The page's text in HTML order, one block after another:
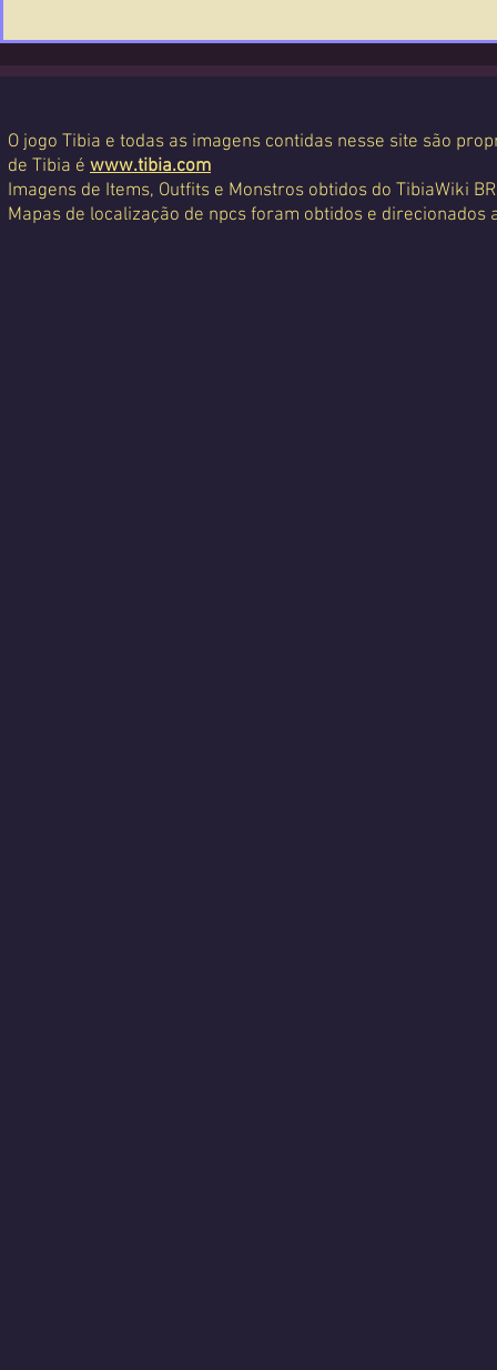
O jogo Tibia e todas as imagens contidas nesse site são
de Tibia é www.tibia.com
Imagens de Items, Outfits e Monstros obtidos do TibiaWiki
Mapas de localização de npcs foram obtidos e direcionados